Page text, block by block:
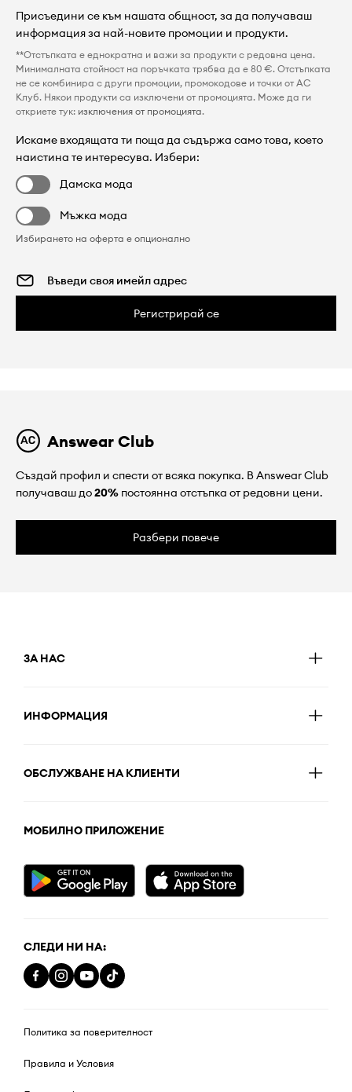
Присъедини се към нашата общност, за да получаваш
информация за най-новите промоции и продукти.
**Отстъпката е еднократна и важи за продукти с редовна цена.
Минималната стойност на поръчката трябва да е 80 €. Отстъпката
не се комбинира с други промоции, промокодове и точки от AC
Клуб. Някои продукти са изключени от промоцията. Може да ги
откриете тук: изключения от промоцията.
Искаме входящата ти поща да съдържа само това, което
наистина те интересува. Избери:
Дамска мода
Мъжка мода
Избирането на оферта е опционално
Регистрирай се
Answear Club
Създай профил и спести от всяка покупка. В Answear Club
получаваш до20% постоянна отстъпка от редовни цени.
Разбери повече
ЗА НАС
ИНФОРМАЦИЯ
ОБСЛУЖВАНЕ НА КЛИЕНТИ
МОБИЛНО ПРИЛОЖЕНИЕ
СЛЕДИ НИ НА:
Политика за поверителност
Правила и Условия